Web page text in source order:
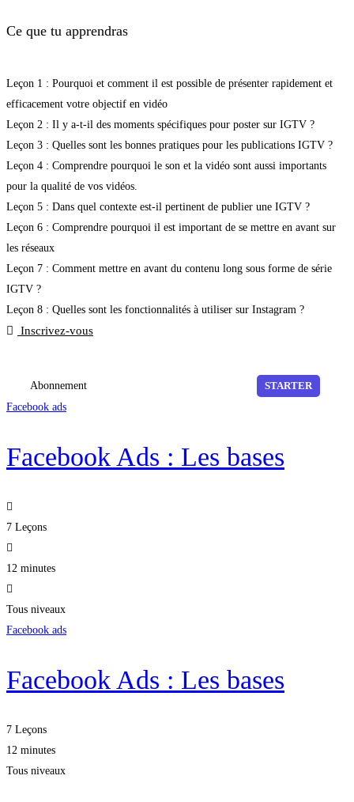
Ce que tu apprendras
Leçon 1 : Pourquoi et comment il est possible de présenter rapidement et
efficacement votre objectif en vidéo
Leçon 2 : Il y a-t-il des moments spécifiques pour poster sur IGTV ?
Leçon 3 : Quelles sont les bonnes pratiques pour les publications IGTV ?
Leçon 4 : Comprendre pourquoi le son et la vidéo sont aussi importants
pour la qualité de vos vidéos.
Leçon 5 : Dans quel contexte est-il pertinent de publier une IGTV ?
Leçon 6 : Comprendre pourquoi il est important de se mettre en avant sur
les réseaux
Leçon 7 : Comment mettre en avant du contenu long sous forme de série
IGTV ?
Leçon 8 : Quelles sont les fonctionnalités à utiliser sur Instagram ?
Inscrivez-vous
Abonnement
STARTER
Facebook ads
Facebook Ads : Les bases
7 Leçons
12 minutes
Tous niveaux
Facebook ads
Facebook Ads : Les bases
7 Leçons
12 minutes
Tous niveaux